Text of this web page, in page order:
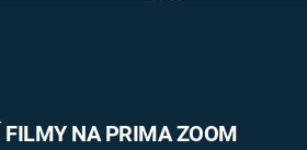
FILMY NA PRIMA ZOOM